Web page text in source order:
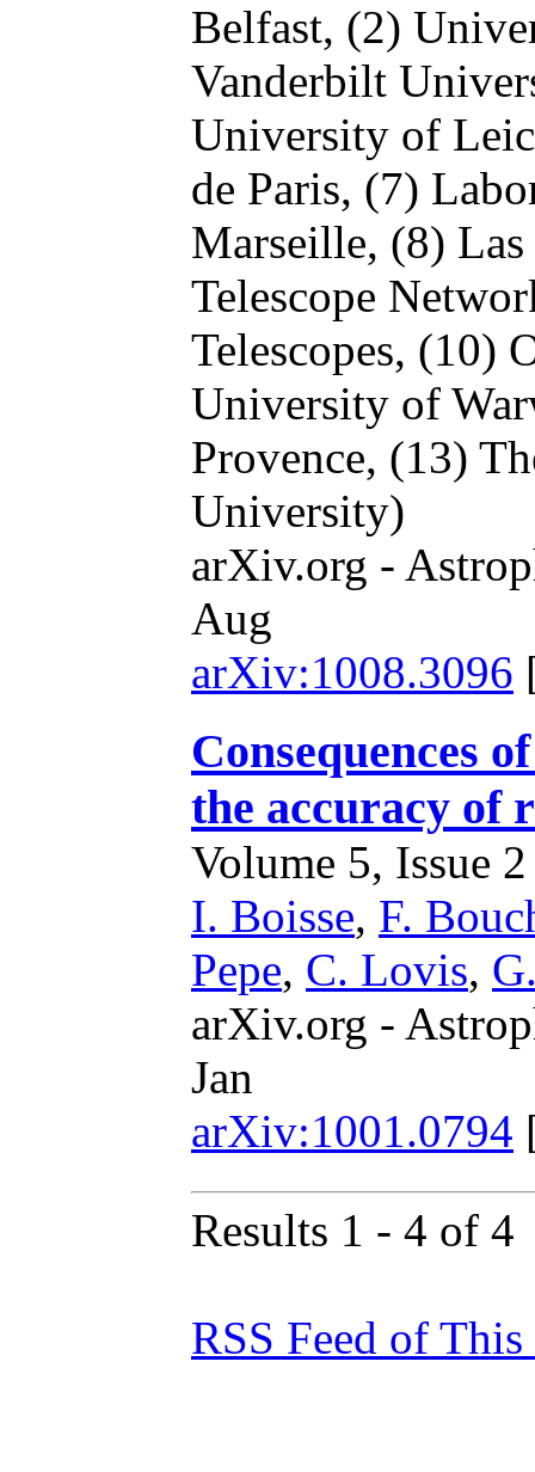
Belfast, (2)
Vanderbilt
University of
de Paris, (7)
Marseille, (8)
Telescope
Telescopes, (10)
University of
Provence, (13)
University)
arXiv.org -
Aug
arXiv:1008.3096
Consequences
the accuracy of
Volume 5, Issue
I. Boisse, F.
Pepe, C. Lovis,
arXiv.org -
Jan
arXiv:1001.0794
Results 1 - 4 of 4
RSS Feed of This